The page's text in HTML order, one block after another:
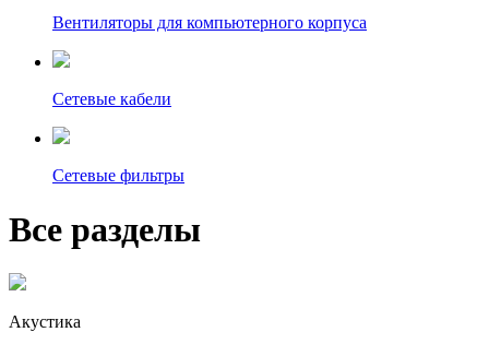
Вентиляторы для компьютерного корпуса
Сетевые кабели
Сетевые фильтры
Все разделы
Акустика